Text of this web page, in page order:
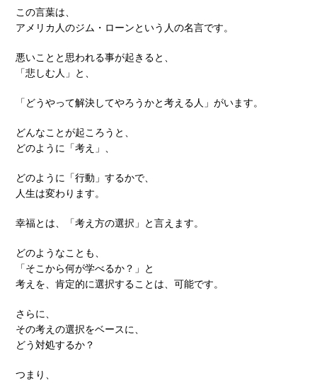
この言葉は、
アメリカ人のジム・ローンという人の名言です。
悪いことと思われる事が起きると、
「悲しむ人」と、
「どうやって解決してやろうかと考える人」がいます。
どんなことが起ころうと、
どのように「考え」、
どのように「行動」するかで、
人生は変わります。
幸福とは、「考え方の選択」と言えます。
どのようなことも、
「そこから何が学べるか？」と
考えを、肯定的に選択することは、可能です。
さらに、
その考えの選択をベースに、
どう対処するか？
つまり、